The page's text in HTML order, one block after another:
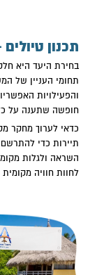
תכנון
בחירת היעד היא
תחומי העניין של
והפעילויות
חופשה שתענה על
כדאי לערוך מחקר
תיירות כדי
השראה ולגלות
לחוות חוויה מקומית